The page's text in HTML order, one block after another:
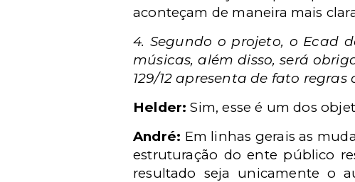
aconteçam de maneira mais
4. Segundo o projeto, o Ecad
músicas, além disso, será
129/12 apresenta de fato
Helder: Sim, esse é um dos
André: Em linhas gerais as
estruturação do ente público
resultado seja unicamente o